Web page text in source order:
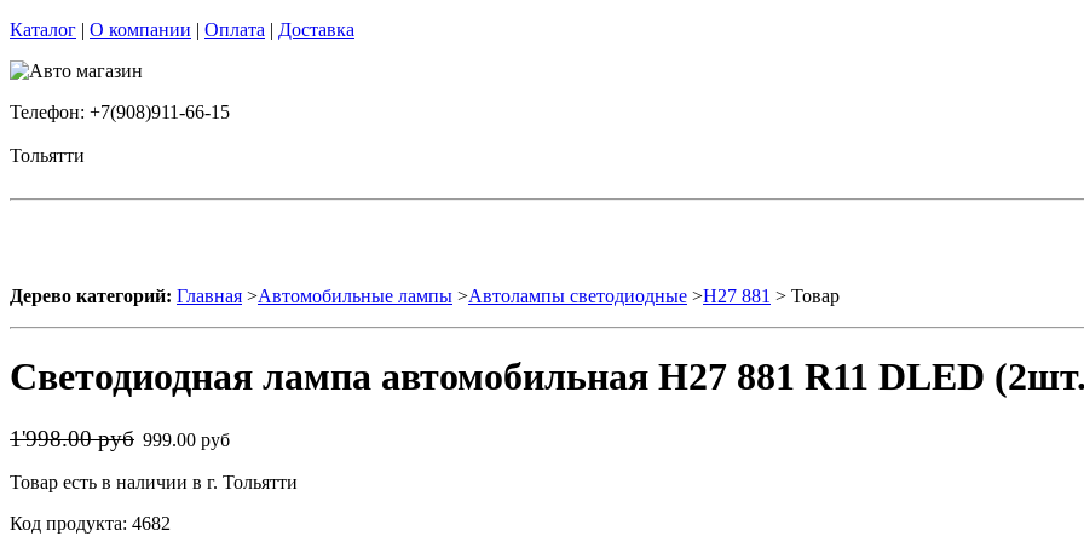
Каталог | О компании | Оплата | Доставка
Телефон: +7(908)911-66-15
Тольятти
Дерево категорий: Главная >Автомобильные лампы >Автолампы светодиодные >H27 881 > Товар
Светодиодная лампа автомобильная H27 881 R11 DLED
1'998.00 руб 999.00 руб
Товар есть в наличии в г. Тольятти
Код продукта: 4682